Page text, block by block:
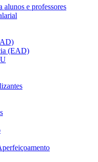
alunos e professores
(EAD)